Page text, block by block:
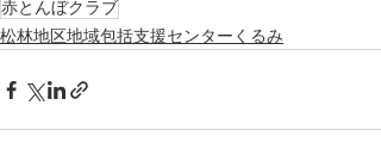
赤とんぼクラブ
松林地区地域包括支援センターくるみ